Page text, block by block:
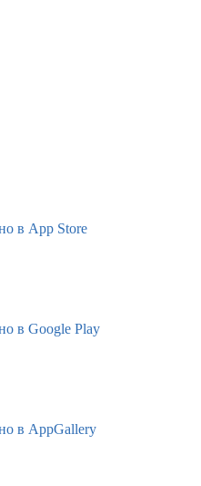
в App Store
в Google Play
в AppGallery